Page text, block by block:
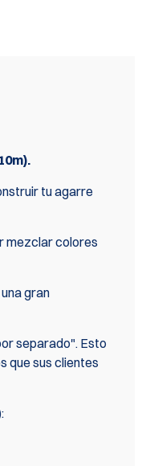
tu agarre
mezclar colores
gran
separado". Esto
que sus clientes